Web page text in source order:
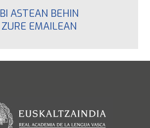
BI ASTEAN BEHIN
ZURE EMAILEAN